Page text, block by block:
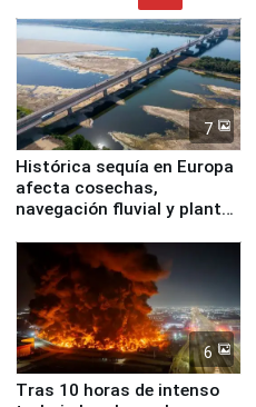
7
Histórica sequía en Europa
afecta cosechas,
navegación fluvial y plantas
6
Tras 10 horas de intenso